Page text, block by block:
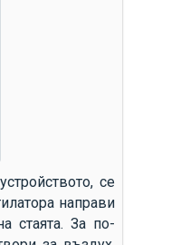
се
направи
стаята. За по-